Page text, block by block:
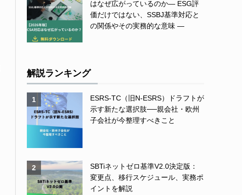
はなぜ広がっているのか― ESG評
価だけではない、SSBJ基準対応と
の関係やその実務的な意味 ―
解説ランキング
1
ESRS-TC（旧N-ESRS）ドラフトが
示す新たな選択肢──親会社・欧州
子会社が今整理すべきこと
2
SBTiネットゼロ基準V2.0決定版：
変更点、移行スケジュール、実務ポ
イントを解説